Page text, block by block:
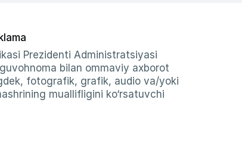
Prezidenti Administratsiyasi
bilan ommaviy axborot
fotografik, grafik, audio va/yoki
muallifligini ko‘rsatuvchi